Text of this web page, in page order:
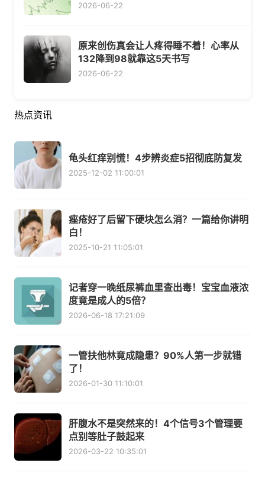
2026-06-22
原来创伤真会让人疼得睡不着！心率从
132降到98就靠这5天书写
2026-06-22
热点资讯
龟头红痒别慌！4步辨炎症5招彻底防复发
2025-12-02 11:00:01
痤疮好了后留下硬块怎么消？一篇给你讲明
白！
2025-10-21 11:05:01
记者穿一晚纸尿裤血里查出毒！宝宝血液浓
度竟是成人的5倍？
2026-06-18 17:21:09
一管扶他林竟成隐患？90%人第一步就错
了！
2026-01-30 11:10:01
肝腹水不是突然来的！4个信号3个管理要
点别等肚子鼓起来
2026-03-22 10:35:01